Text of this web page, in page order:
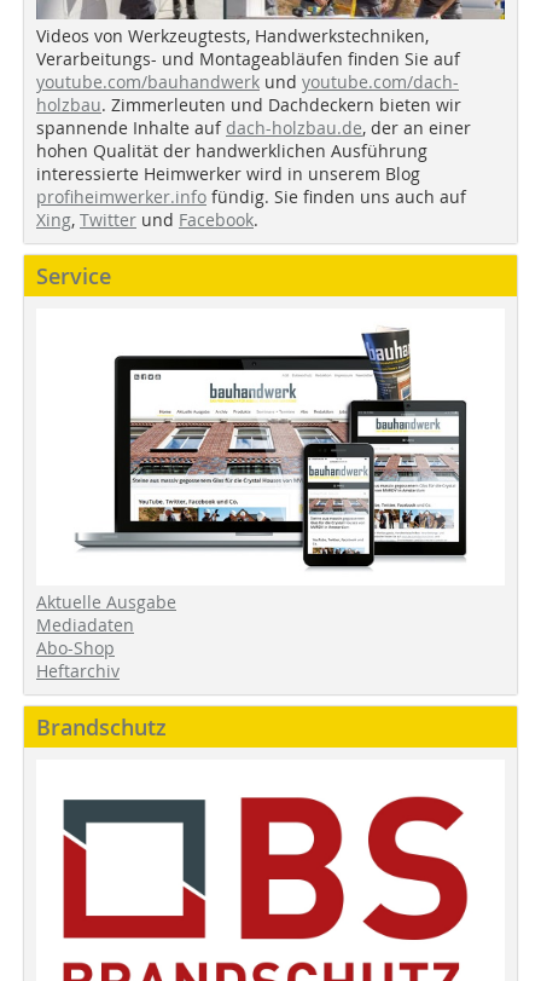
Videos von Werkzeugtests, Handwerkstechniken,
Verarbeitungs- und Montageabläufen finden Sie auf
youtube.com/bauhandwerk und youtube.com/dach-
holzbau. Zimmerleuten und Dachdeckern bieten wir
spannende Inhalte auf dach-holzbau.de, der an einer
hohen Qualität der handwerklichen Ausführung
interessierte Heimwerker wird in unserem Blog
profiheimwerker.info fündig. Sie finden uns auch auf
Xing, Twitter und Facebook.
Service
Aktuelle Ausgabe
Mediadaten
Abo-Shop
Heftarchiv
Brandschutz